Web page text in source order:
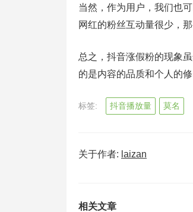
当然，作为用户，我们也
网红的粉丝互动量很少，
总之，抖音涨假粉的现象
的是内容的品质和个人的
标签: 抖音播放量 莫名
关于作者: laizan
相关文章